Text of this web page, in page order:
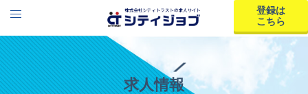
登録は
こちら
求人情報